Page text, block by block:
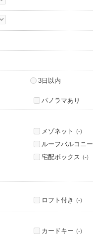
3日以内
パノラマあり
メゾネット (-)
ルーフバルコニー
宅配ボックス (-)
ロフト付き (-)
カードキー (-)